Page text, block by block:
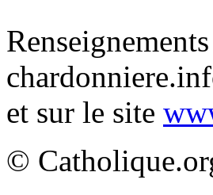
et sur le site
©